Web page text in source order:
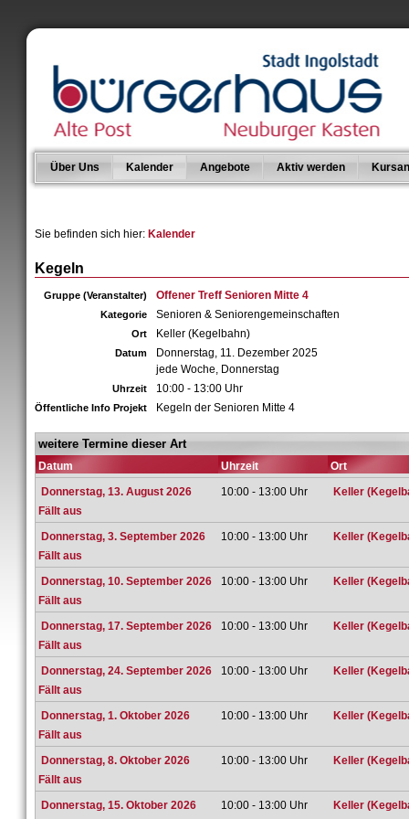
Über Uns Kalender Angebote Aktiv werden
Sie befinden sich hier: Kalender
Kegeln
Gruppe (Veranstalter) Offener Treff Senioren Mitte 4
Kategorie Senioren & Seniorengemeinschaften
Ort Keller (Kegelbahn)
Datum
Donnerstag, 11. Dezember 2025
jede Woche, Donnerstag
Uhrzeit 10:00 - 13:00 Uhr
Öffentliche Info Projekt Kegeln der Senioren Mitte 4
weitere Termine dieser Art
Datum Uhrzeit
Ort
Donnerstag, 13. August 2026
Fällt aus
10:00 - 13:00 Uhr Keller
Donnerstag, 3. September 2026
Fällt aus
10:00 - 13:00 Uhr Keller
Donnerstag, 10. September 2026
Fällt aus
10:00 - 13:00 Uhr Keller
Donnerstag, 17. September 2026
Fällt aus
10:00 - 13:00 Uhr Keller
Donnerstag, 24. September 2026
Fällt aus
10:00 - 13:00 Uhr Keller
Donnerstag, 1. Oktober 2026
Fällt aus
10:00 - 13:00 Uhr Keller
Donnerstag, 8. Oktober 2026
Fällt aus
10:00 - 13:00 Uhr Keller
Donnerstag, 15. Oktober 2026
10:00 - 13:00 Uhr Keller